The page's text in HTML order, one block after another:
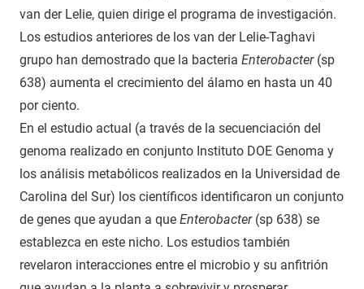
van der Lelie, quien dirige el programa de investigación.
Los estudios anteriores de los van der Lelie-Taghavi
grupo han demostrado que la bacteria Enterobacter(sp
638) aumenta el crecimiento del álamo en hasta un 40
por ciento.
En el estudio actual (a través de la secuenciación del
genoma realizado en conjunto Instituto DOE Genoma y
los análisis metabólicos realizados en la Universidad de
Carolina del Sur) los científicos identificaron un conjunto
de genes que ayudan a que Enterobacter(sp 638) se
establezca en este nicho. Los estudios también
revelaron interacciones entre el microbio y su anfitrión